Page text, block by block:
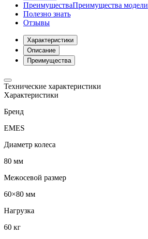
ПреимуществаПреимущества модели
Полезно знать
Отзывы
Характеристики
Описание
Преимущества
Технические характеристики
Характеристики
Бренд
EMES
Диаметр колеса
80 мм
Межосевой размер
60×80 мм
Нагрузка
60 кг